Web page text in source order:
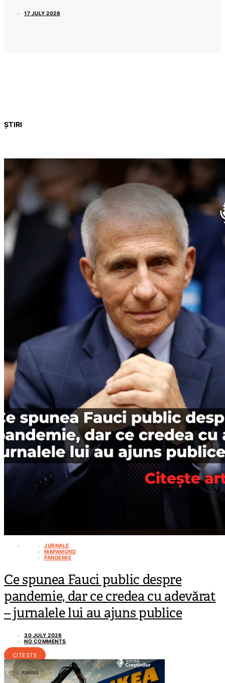
17 JULY 2026
ȘTIRI
JURNALE
MAPAMOND
PANDEMIE
Ce spunea Fauci public despre
pandemie, dar ce credea cu adevărat
– jurnalele lui au ajuns publice
30 JULY 2026
NO COMMENTS
CITEȘTE